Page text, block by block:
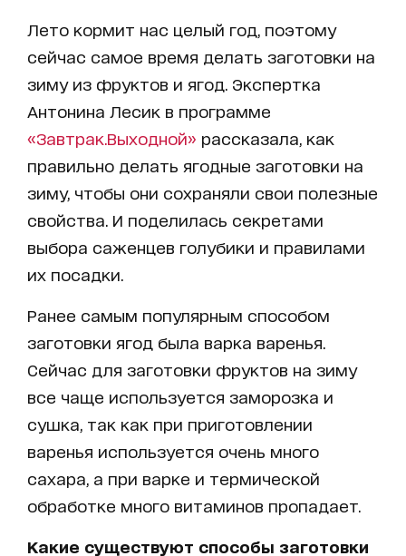
Лето кормит нас целый год, поэтому
сейчас самое время делать заготовки на
зиму из фруктов и ягод. Экспертка
Антонина Лесик в программе
«Завтрак.Выходной» рассказала, как
правильно делать ягодные заготовки на
зиму, чтобы они сохраняли свои полезные
свойства. И поделилась секретами
выбора саженцев голубики и правилами
их посадки.
Ранее самым популярным способом
заготовки ягод была варка варенья.
Сейчас для заготовки фруктов на зиму
все чаще используется заморозка и
сушка, так как при приготовлении
варенья используется очень много
сахара, а при варке и термической
обработке много витаминов пропадает.
Какие существуют способы заготовки